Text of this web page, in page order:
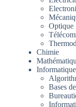
Optique
Chimie
Informatique
Bases